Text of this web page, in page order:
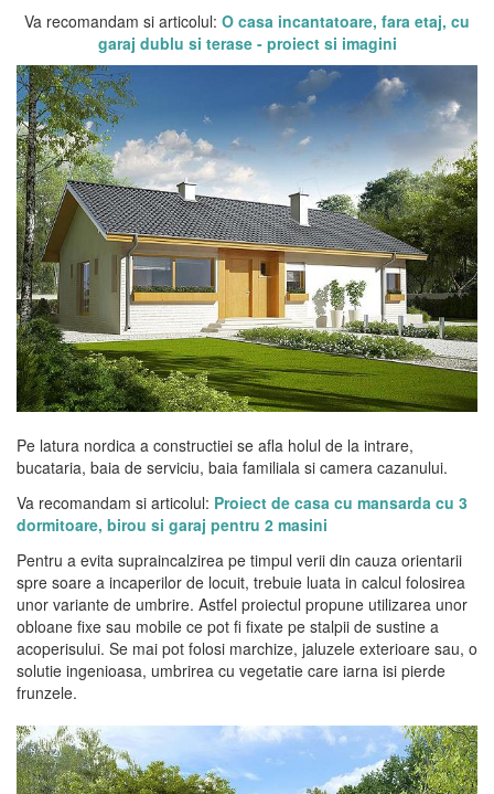
Va recomandam si articolul: O casa incantatoare, fara etaj, cu
garaj dublu si terase - proiect si imagini
Pe latura nordica a constructiei se afla holul de la intrare,
bucataria, baia de serviciu, baia familiala si camera cazanului.
Va recomandam si articolul: Proiect de casa cu mansarda cu 3
dormitoare, birou si garaj pentru 2 masini
Pentru a evita supraincalzirea pe timpul verii din cauza orientarii
spre soare a incaperilor de locuit, trebuie luata in calcul folosirea
unor variante de umbrire. Astfel proiectul propune utilizarea unor
obloane fixe sau mobile ce pot fi fixate pe stalpii de sustine a
acoperisului. Se mai pot folosi marchize, jaluzele exterioare sau, o
solutie ingenioasa, umbrirea cu vegetatie care iarna isi pierde
frunzele.